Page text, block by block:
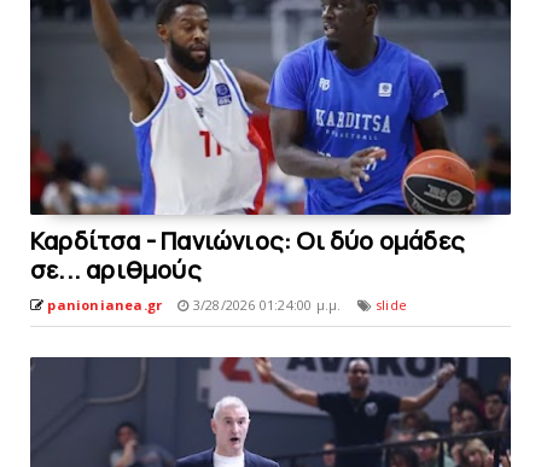
Καρδίτσα - Πανιώνιoς: Οι δύο ομάδες
σε... αριθμούς
panionianea.gr 3/28/2026 01:24:00 μ.μ. slide